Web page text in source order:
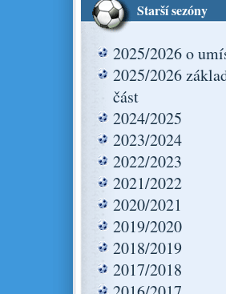
Starší sezóny
2025/2026 o
2025/2026
část
2024/2025
2023/2024
2022/2023
2021/2022
2020/2021
2019/2020
2018/2019
2017/2018